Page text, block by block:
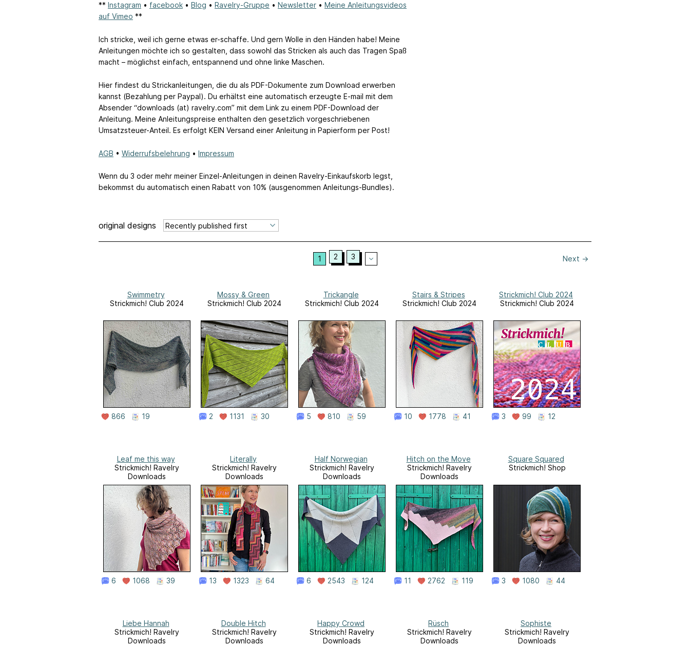
** Instagram • facebook • Blog • Ravelry-Gruppe • Newsletter • Meine Anleitungsvideos
auf Vimeo **
Ich stricke, weil ich gerne etwas er-schaffe. Und gern Wolle in den Händen habe! Meine
Anleitungen möchte ich so gestalten, dass sowohl das Stricken als auch das Tragen Spaß
macht – möglichst einfach, entspannend und ohne linke Maschen.
Hier findest du Strickanleitungen, die du als PDF-Dokumente zum Download erwerben
kannst (Bezahlung per Paypal). Du erhältst eine automatisch erzeugte E-mail mit dem
Absender “downloads (at) ravelry.com” mit dem Link zu einem PDF-Download der
Anleitung. Meine Anleitungspreise enthalten den gesetzlich vorgeschriebenen
Umsatzsteuer-Anteil. Es erfolgt KEIN Versand einer Anleitung in Papierform per Post!
AGB • Widerrufsbelehrung • Impressum
Wenn du 3 oder mehr meiner Einzel-Anleitungen in deinen Ravelry-Einkaufskorb legst,
bekommst du automatisch einen Rabatt von 10% (ausgenommen Anleitungs-Bundles).
original designs
1 2 3 Next →
Swimmetry
Strickmich! Club 2024
866 19
Mossy & Green
Strickmich! Club 2024
2 1131 30
Trickangle
Strickmich! Club 2024
5 810 59
Stairs & Stripes
Strickmich! Club 2024
10 1778 41
Strickmich! Club 2024
Strickmich! Club 2024
3 99 12
Leaf me this way
Strickmich! Ravelry
Downloads
6 1068 39
Literally
Strickmich! Ravelry
Downloads
13 1323 64
Half Norwegian
Strickmich! Ravelry
Downloads
6 2543 124
Hitch on the Move
Strickmich! Ravelry
Downloads
11 2762 119
Square Squared
Strickmich! Shop
3 1080 44
Liebe Hannah
Strickmich! Ravelry
Downloads
Double Hitch
Strickmich! Ravelry
Downloads
Happy Crowd
Strickmich! Ravelry
Downloads
Rüsch
Strickmich! Ravelry
Downloads
Sophiste
Strickmich! Ravelry
Downloads